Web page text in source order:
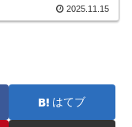
2025.11.15
はてブ